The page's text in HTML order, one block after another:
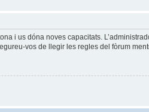
i us dóna noves capacitats.
vos de llegir les regles del fòrum